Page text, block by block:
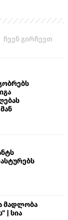
ჩვენ გირჩევთ
მადლობა
| სია